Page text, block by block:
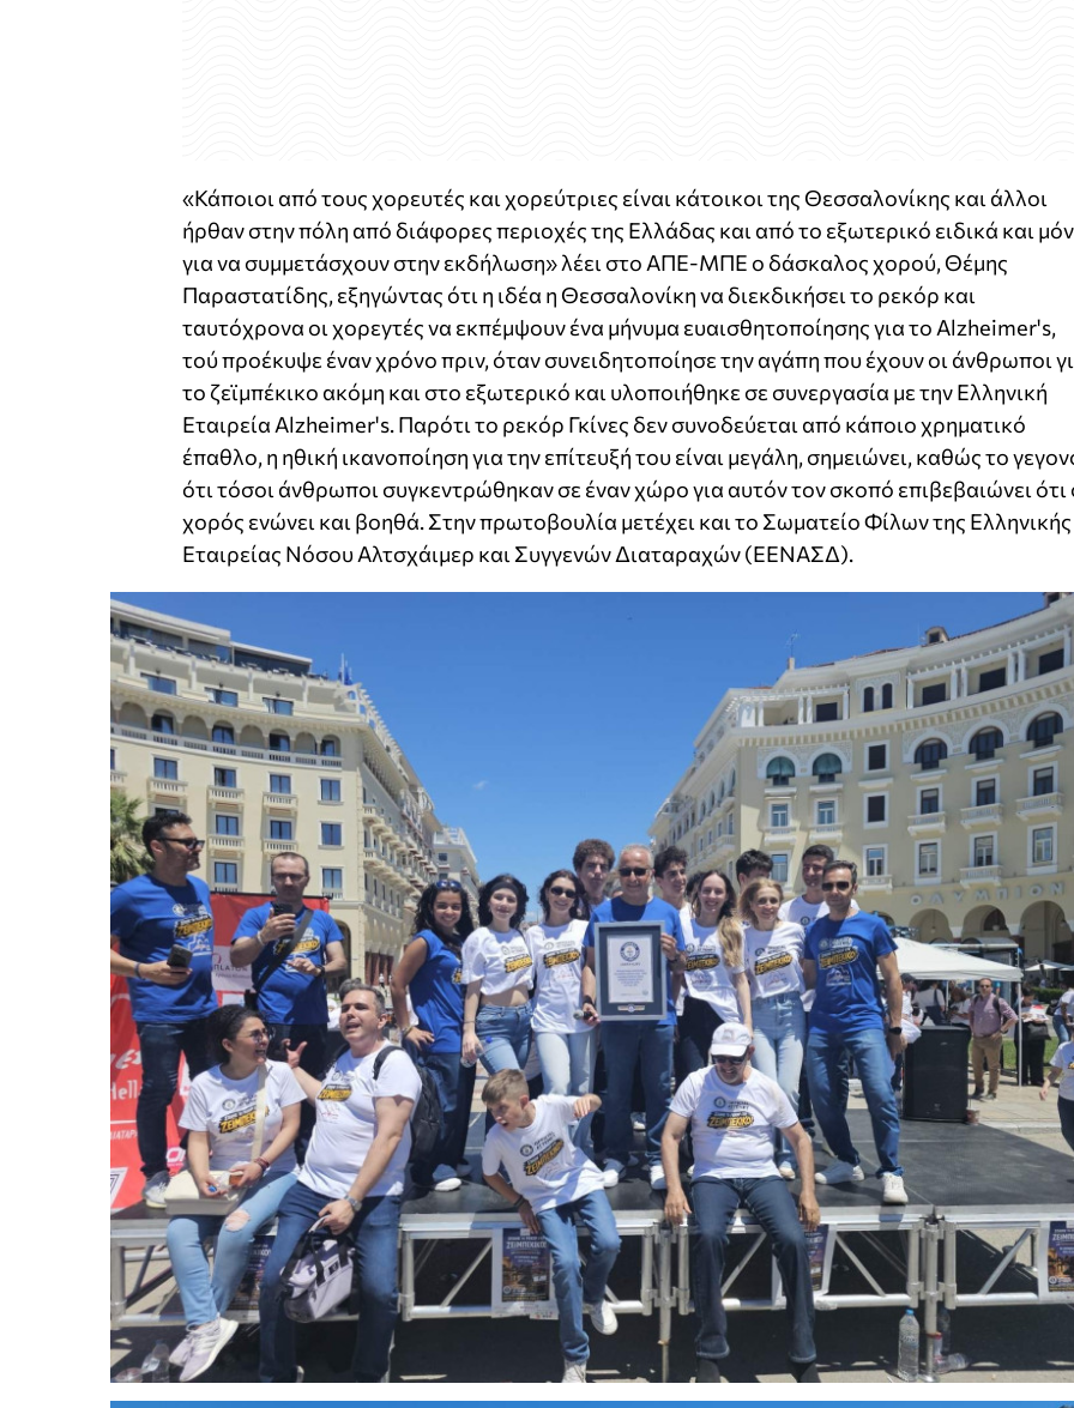
«Κάποιοι από τους χορευτές και χορεύτριες είναι κάτοικοι της Θεσσαλονίκης και άλλοι
ήρθαν στην πόλη από διάφορες περιοχές της Ελλάδας και από το εξωτερικό ειδικά και
για να συμμετάσχουν στην εκδήλωση» λέει στο ΑΠΕ-ΜΠΕ ο δάσκαλος χορού, Θέμης
Παραστατίδης, εξηγώντας ότι η ιδέα η Θεσσαλονίκη να διεκδικήσει το ρεκόρ και
ταυτόχρονα οι χορεyτές να εκπέμψουν ένα μήνυμα ευαισθητοποίησης για το Alzheimer's,
τού προέκυψε έναν χρόνο πριν, όταν συνειδητοποίησε την αγάπη που έχουν οι άνθρωποι
το ζεϊμπέκικο ακόμη και στο εξωτερικό και υλοποιήθηκε σε συνεργασία με την Ελληνική
Εταιρεία Alzheimer's. Παρότι το ρεκόρ Γκίνες δεν συνοδεύεται από κάποιο χρηματικό
έπαθλο, η ηθική ικανοποίηση για την επίτευξή του είναι μεγάλη, σημειώνει, καθώς το
ότι τόσοι άνθρωποι συγκεντρώθηκαν σε έναν χώρο για αυτόν τον σκοπό επιβεβαιώνει ότι
χορός ενώνει και βοηθά. Στην πρωτοβουλία μετέχει και το Σωματείο Φίλων της Ελληνικής
Εταιρείας Νόσου Αλτσχάιμερ και Συγγενών Διαταραχών (ΕΕΝΑΣΔ).